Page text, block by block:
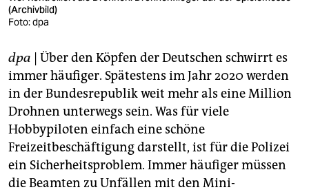
verlag
shop
fragen & hilfe
unterstützen
abo
genossenschaft
(Archivbild)
Foto: dpa
dpa | Über den Köpfen der Deutschen schwirrt es
immer häufiger. Spätestens im Jahr 2020 werden
in der Bundesrepublik weit mehr als eine Million
Drohnen unterwegs sein. Was für viele
Hobbypiloten einfach eine schöne
Freizeitbeschäftigung darstellt, ist für die Polizei
ein Sicherheitsproblem. Immer häufiger müssen
die Beamten zu Unfällen mit den Mini-